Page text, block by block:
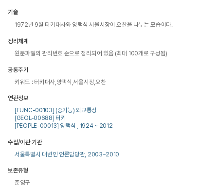
기술
1972년 9월 터키대사와 양택식 서울시장이 오찬을 나누는 모습이다.
정리체계
원문파일의 관리번호 순으로 정리되어 있음 (최대 100개로 구성됨)
공통주기
키워드 : 터키대사,양택식,서울시장,오찬
연관정보
[FUNC-00103] (중기능) 외교통상
[GEOL-00688] 터키
[PEOPLE-00013] 양택식 , 1924 ~ 2012
수집/이관 기관
서울특별시 대변인 언론담당관, 2003~2010
보존유형
준영구